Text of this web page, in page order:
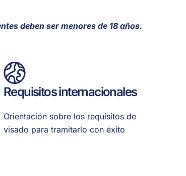
deben ser menores de 18 años.
Requisitos internacionales
Orientación sobre los requisitos de
visado para tramitarlo con éxito